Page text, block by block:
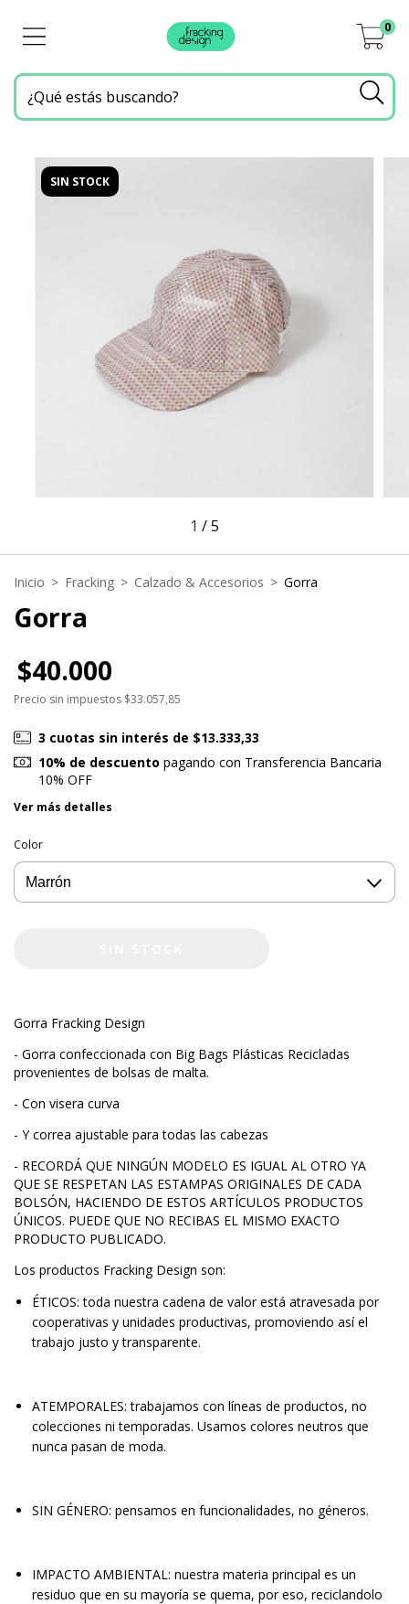
0
SIN STOCK
1 /5
Inicio > Fracking > Calzado & Accesorios > Gorra
Gorra
$40.000
Precio sin impuestos $33.057,85
3 cuotas sin interés de $13.333,33
10% de descuento pagando con Transferencia Bancaria
10% OFF
Ver más detalles
Color
Gorra Fracking Design
- Gorra confeccionada con Big Bags Plásticas Recicladas
provenientes de bolsas de malta.
- Con visera curva
- Y correa ajustable para todas las cabezas
- RECORDÁ QUE NINGÚN MODELO ES IGUAL AL OTRO YA
QUE SE RESPETAN LAS ESTAMPAS ORIGINALES DE CADA
BOLSÓN, HACIENDO DE ESTOS ARTÍCULOS PRODUCTOS
ÚNICOS. PUEDE QUE NO RECIBAS EL MISMO EXACTO
PRODUCTO PUBLICADO.
Los productos Fracking Design son:
ÉTICOS: toda nuestra cadena de valor está atravesada por
cooperativas y unidades productivas, promoviendo así el
trabajo justo y transparente.
ATEMPORALES: trabajamos con líneas de productos, no
colecciones ni temporadas. Usamos colores neutros que
nunca pasan de moda.
SIN GÉNERO: pensamos en funcionalidades, no géneros.
IMPACTO AMBIENTAL: nuestra materia principal es un
residuo que en su mayoría se quema, por eso, reciclandolo